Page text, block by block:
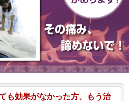
も効果がなかった方、もう治